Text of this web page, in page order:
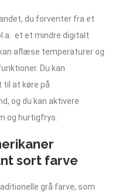
du forventer fra et
et et mindre digitalt
aflæse temperaturer og
Du kan
til at køre på
og du kan aktivere
og hurtigfrys.
sort farve
grå farve, som